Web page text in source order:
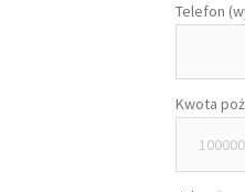
Telefon
Kwota